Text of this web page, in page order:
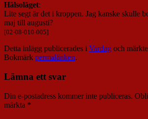
Hälsoläget:
Lite segt är det i kroppen. Jag kanske skulle
maj till augusti?
[02-08-010-005]
Detta inlägg publicerades i Vardag och
Bokmärk permalänken.
Lämna ett svar
Din e-postadress kommer inte publiceras.
märkta *